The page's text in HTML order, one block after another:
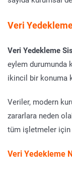
Veri
Veri Yedekleme
eylem durumunda
ikincil bir konuma
Veriler, modern
zararlara neden
tüm işletmeler
Veri Yedekleme